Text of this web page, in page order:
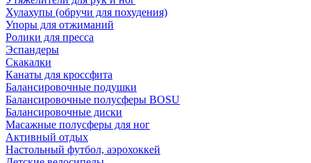
Хулахупы (обручи для похудения)
Упоры для отжиманий
Ролики для пресса
Эспандеры
Скакалки
Канаты для кроссфита
Балансировочные подушки
Балансировочные полусферы BOSU
Балансировочные диски
Масажные полусферы для ног
Активный отдых
Настольный футбол, аэрохоккей